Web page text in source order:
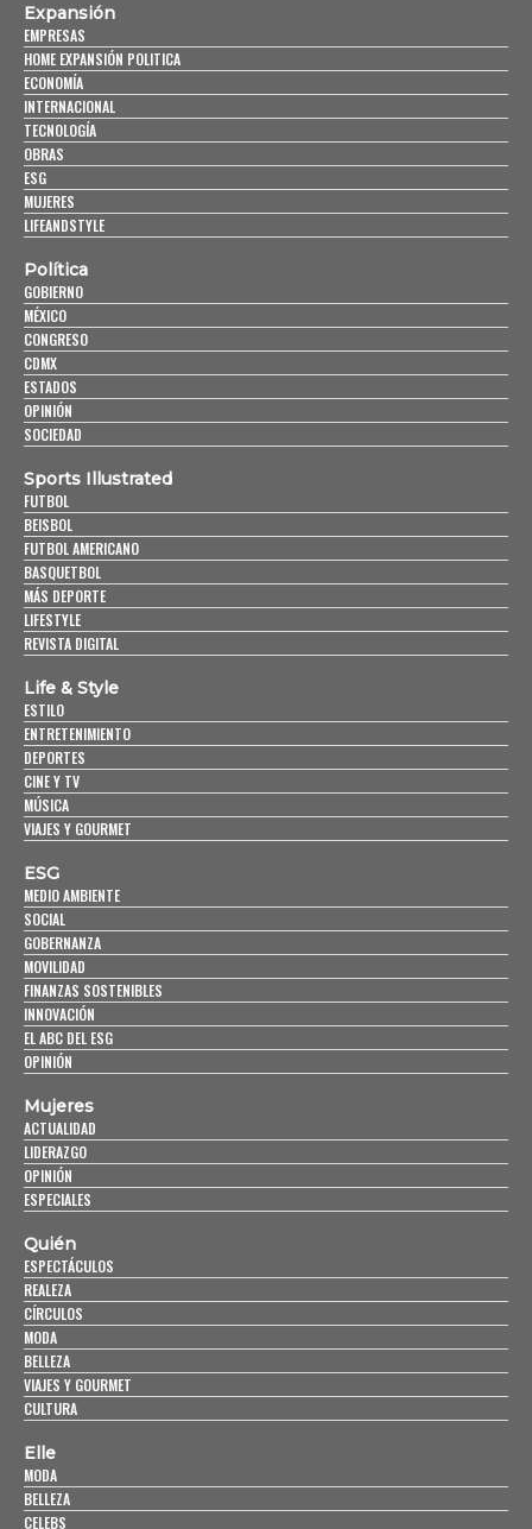
Expansión
EMPRESAS
HOME EXPANSIÓN POLITICA
ECONOMÍA
INTERNACIONAL
TECNOLOGÍA
OBRAS
ESG
MUJERES
LIFEANDSTYLE
Política
GOBIERNO
MÉXICO
CONGRESO
CDMX
ESTADOS
OPINIÓN
SOCIEDAD
Sports Illustrated
FUTBOL
BEISBOL
FUTBOL AMERICANO
BASQUETBOL
MÁS DEPORTE
LIFESTYLE
REVISTA DIGITAL
Life & Style
ESTILO
ENTRETENIMIENTO
DEPORTES
CINE Y TV
MÚSICA
VIAJES Y GOURMET
ESG
MEDIO AMBIENTE
SOCIAL
GOBERNANZA
MOVILIDAD
FINANZAS SOSTENIBLES
INNOVACIÓN
EL ABC DEL ESG
OPINIÓN
Mujeres
ACTUALIDAD
LIDERAZGO
OPINIÓN
ESPECIALES
Quién
ESPECTÁCULOS
REALEZA
CÍRCULOS
MODA
BELLEZA
VIAJES Y GOURMET
CULTURA
Elle
MODA
BELLEZA
CELEBS